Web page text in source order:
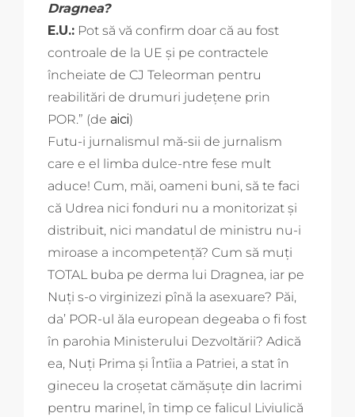
Dragnea?
E.U.: Pot să vă confirm doar că au fost
controale de la UE şi pe contractele
încheiate de CJ Teleorman pentru
reabilitări de drumuri judeţene prin
POR.” (de aici)
Futu-i jurnalismul mă-sii de jurnalism
care e el limba dulce-ntre fese mult
aduce! Cum, măi, oameni buni, să te faci
că Udrea nici fonduri nu a monitorizat și
distribuit, nici mandatul de ministru nu-i
miroase a incompetență? Cum să muți
TOTAL buba pe derma lui Dragnea, iar pe
Nuți s-o virginizezi pînă la asexuare? Păi,
da’ POR-ul ăla european degeaba o fi fost
în parohia Ministerului Dezvoltării? Adică
ea, Nuți Prima și Întîia a Patriei, a stat în
gineceu la croșetat cămășuțe din lacrimi
pentru marinel, în timp ce falicul Liviulică